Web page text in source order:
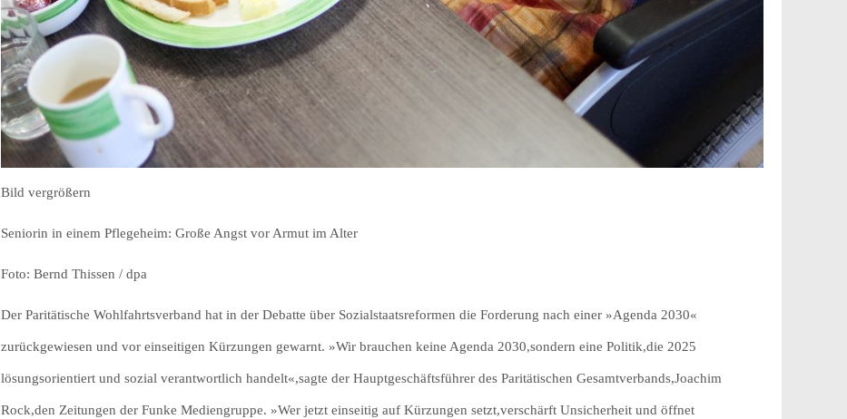
Bild vergrößern
Seniorin in einem Pflegeheim: Große Angst vor Armut im Alter
Foto: Bernd Thissen / dpa
Der Paritätische Wohlfahrtsverband hat in der Debatte über Sozialstaatsreformen die Forderung nach einer »Agenda 2030«
zurückgewiesen und vor einseitigen Kürzungen gewarnt. »Wir brauchen keine Agenda 2030,sondern eine Politik,die 2025
lösungsorientiert und sozial verantwortlich handelt«,sagte der Hauptgeschäftsführer des Paritätischen Gesamtverbands,Joachim
Rock,den Zeitungen der Funke Mediengruppe. »Wer jetzt einseitig auf Kürzungen setzt,verschärft Unsicherheit und öffnet